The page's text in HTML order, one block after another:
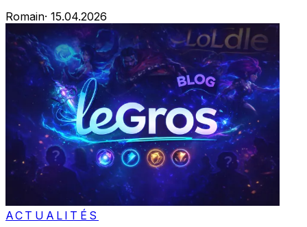
Romain· 15.04.2026
ACTUALITÉS